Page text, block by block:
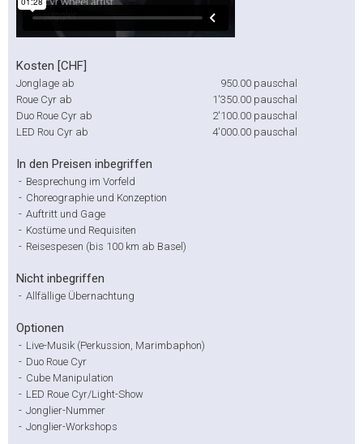
Kosten [CHF]
Jonglage ab 950.00 pauschal
Roue Cyr ab
1'350.00 pauschal
Duo Roue Cyr ab
2'100.00 pauschal
LED Rou Cyr ab
4'000.00 pauschal
In den Preisen inbegriffen
- Besprechung im Vorfeld
- Choreographie und Konzeption
- Auftritt und Gage
- Kostüme und Requisiten
- Reisespesen (bis 100 km ab Basel)
Nicht inbegriffen
- Allfällige Übernachtung
Optionen
- Live-Musik (Perkussion, Marimbaphon)
- Duo Roue Cyr
- Cube Manipulation
- LED Roue Cyr/Light-Show
- Jonglier-Nummer
- Jonglier-Workshops